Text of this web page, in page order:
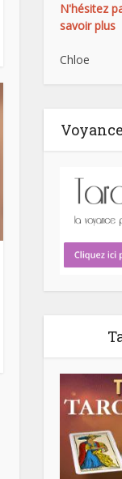
N'hésitez
savoir plus
Chloe